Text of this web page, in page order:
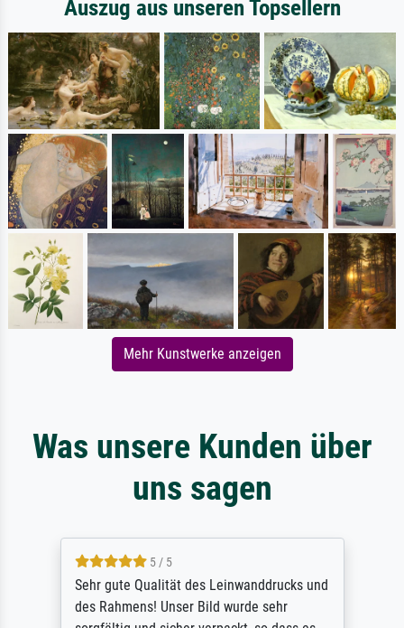
Auszug aus unseren Topsellern
Mehr Kunstwerke anzeigen
Was unsere Kunden über
uns sagen
5 / 5
Sehr gute Qualität des Leinwanddrucks und
des Rahmens! Unser Bild wurde sehr